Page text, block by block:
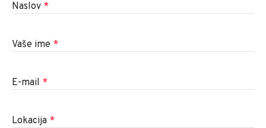
Naslov *
Vaše ime *
E-mail *
Lokacija *